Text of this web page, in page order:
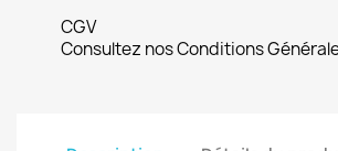
CGV
Consultez nos Conditions